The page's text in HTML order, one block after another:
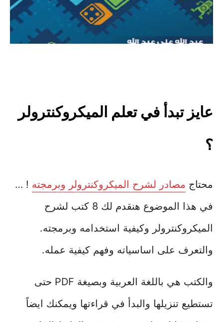
عايز تبدأ في تعلم الميكروكنترولر
؟
محتاج مصادر لشرح الميكروكنترولر وبرمجته ! …
في هذا الموضوع هنقدم لك 8 كتب لشرح
الميكروكنترولر وكيفية استخدامه وبرمجته.
والتعرف على اساسياته وفهم كيفية عمله.
والكتب هي باللغة العربية وبصيغة PDF حتى
تستطيع تنزيلها والبدأ في قراءتها ويمكنك ايضاً